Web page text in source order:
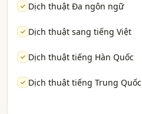
Dịch thuật Đa ngôn ngữ
Dịch thuật sang tiếng Việt
Dịch thuật tiếng Hàn Quốc
Dịch thuật tiếng Trung Quốc